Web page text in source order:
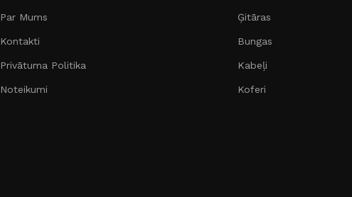
Par Mums
Kontakti
Privātuma Politika
Noteikumi
Ģitāras
Bungas
Kabeļi
Koferi